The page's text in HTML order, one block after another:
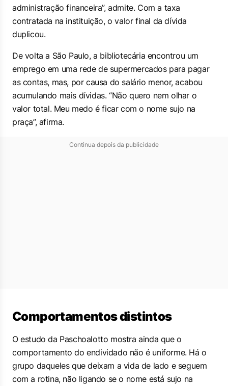
administração financeira”, admite. Com a taxa
contratada na instituição, o valor final da dívida
duplicou.
De volta a São Paulo, a bibliotecária encontrou um
emprego em uma rede de supermercados para pagar
as contas, mas, por causa do salário menor, acabou
acumulando mais dívidas. “Não quero nem olhar o
valor total. Meu medo é ficar com o nome sujo na
praça”, afirma.
Continua depois da publicidade
Comportamentos distintos
O estudo da Paschoalotto mostra ainda que o
comportamento do endividado não é uniforme. Há o
grupo daqueles que deixam a vida de lado e seguem
com a rotina, não ligando se o nome está sujo na